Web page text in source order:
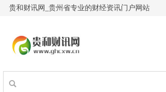
贵和财讯网_贵州省专业的财经资讯门户网站